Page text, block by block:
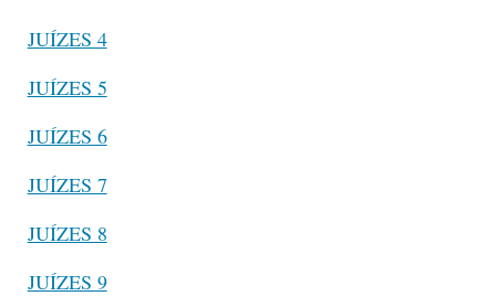
JUÍZES 4
JUÍZES 5
JUÍZES 6
JUÍZES 7
JUÍZES 8
JUÍZES 9